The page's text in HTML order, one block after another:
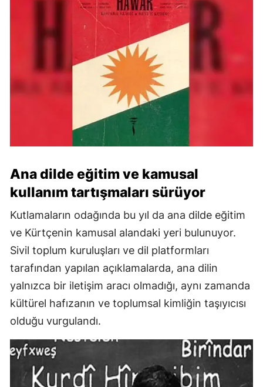
Ana dilde eğitim ve kamusal
kullanım tartışmaları sürüyor
Kutlamaların odağında bu yıl da ana dilde eğitim
ve Kürtçenin kamusal alandaki yeri bulunuyor.
Sivil toplum kuruluşları ve dil platformları
tarafından yapılan açıklamalarda, ana dilin
yalnızca bir iletişim aracı olmadığı, aynı zamanda
kültürel hafızanın ve toplumsal kimliğin taşıyıcısı
olduğu vurgulandı.